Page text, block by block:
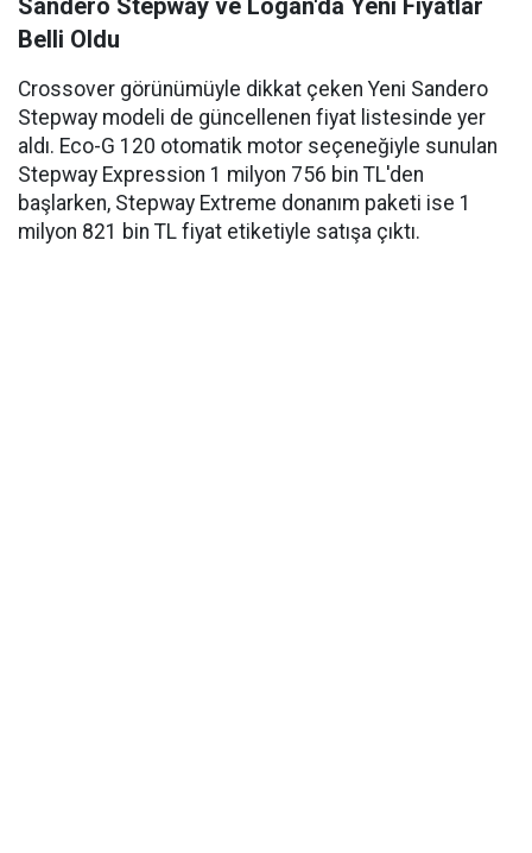
Sandero Stepway ve Logan'da Yeni Fiyatlar
Belli Oldu
Crossover görünümüyle dikkat çeken Yeni Sandero
Stepway modeli de güncellenen fiyat listesinde yer
aldı. Eco-G 120 otomatik motor seçeneğiyle sunulan
Stepway Expression 1 milyon 756 bin TL'den
başlarken, Stepway Extreme donanım paketi ise 1
milyon 821 bin TL fiyat etiketiyle satışa çıktı.